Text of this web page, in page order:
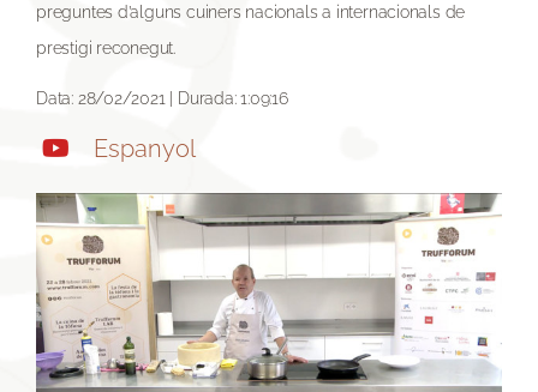
preguntes d’alguns cuiners nacionals a internacionals de
prestigi reconegut.
Data: 28/02/2021 | Durada: 1:09:16
Espanyol